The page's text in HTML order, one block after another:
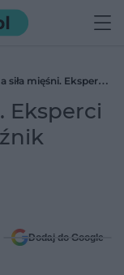
siła mięśni. Eksperci
Eksperci
Dodaj do Google